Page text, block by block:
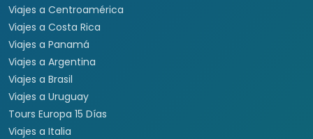
Viajes a Centroamérica
Viajes a Costa Rica
Viajes a Panamá
Viajes a Argentina
Viajes a Brasil
Viajes a Uruguay
Tours Europa 15 Días
Viajes a Italia